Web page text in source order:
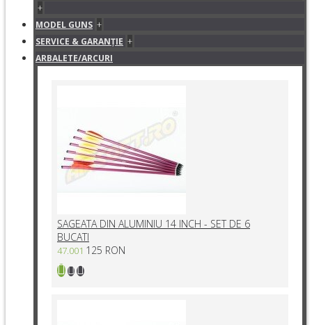
+
MODEL GUNS +
SERVICE & GARANŢIE +
ARBALETE/ARCURI
SAGEATA DIN ALUMINIU 14 INCH - SET DE 6
BUCATI
47.001 125 RON